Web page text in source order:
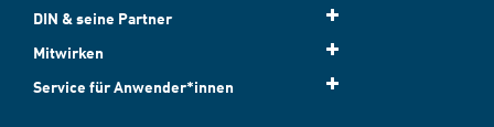
DIN & seine Partner
Mitwirken
Service für Anwender*innen